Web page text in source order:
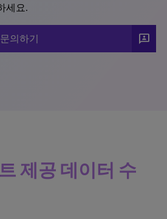
세요.
문의하기 3p
제공 데이터 수